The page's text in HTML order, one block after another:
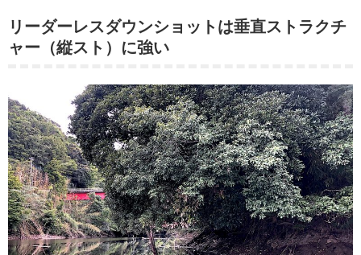
リーダーレスダウンショットは垂直ストラクチ
ャー（縦スト）に強い